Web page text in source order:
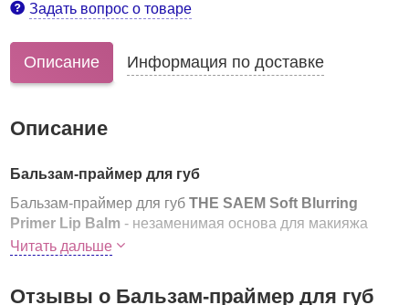
Задать вопрос о товаре
Описание Информация по доставке
Описание
Бальзам-праймер для губ
Бальзам-праймер для губTHE SAEM Soft Blurring
Primer Lip Balm - незаменимая основа для макияжа
ваших губ.
сглаживает шелушение;
Читать дальше
Отзывы о Бальзам-праймер для губ